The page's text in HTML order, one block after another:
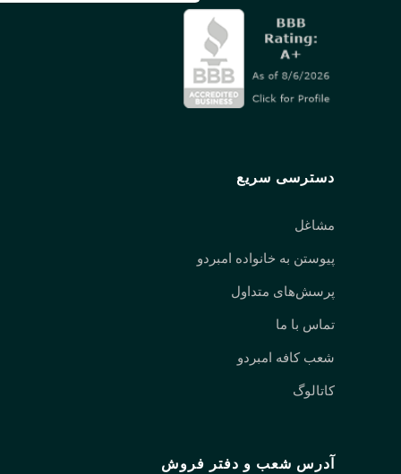
دسترسی سریع
مشاغل
پیوستن به خانواده امبردو
پرسش‌های متداول
تماس با ما
شعب کافه امبردو
کاتالوگ
آدرس شعب و دفتر فروش